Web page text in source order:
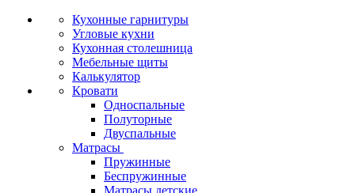
Кухонные гарнитуры
Угловые кухни
Кухонная столешница
Мебельные щиты
Калькулятор
Кровати
Односпальные
Полуторные
Двуспальные
Матрасы
Пружинные
Беспружинные
Матрасы детские